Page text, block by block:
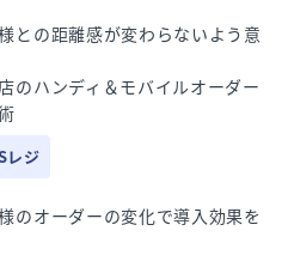
との距離感が変わらないよう意
のハンディ＆モバイルオーダー
レジ
のオーダーの変化で導入効果を